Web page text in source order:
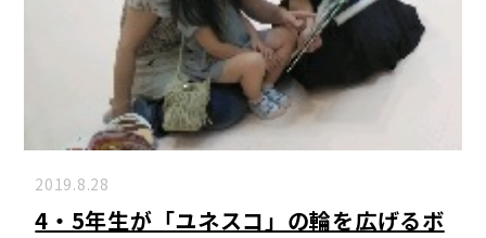
2019.8.28
4・5年生が「ユネスコ」の輪を広げるボ